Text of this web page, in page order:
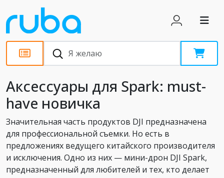
Обзоры
Аксессуары для Spark: must-
have новичка
Значительная часть продуктов DJI предназначена
для профессиональной съемки. Но есть в
предложениях ведущего китайского производителя
и исключения. Одно из них — мини-дрон DJI Spark,
предназначенный для любителей и тех, кто делает